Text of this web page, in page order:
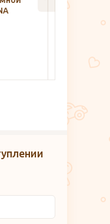
Kids